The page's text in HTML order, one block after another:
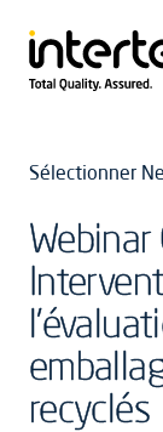
Sélectionner
Webinar
recyclés